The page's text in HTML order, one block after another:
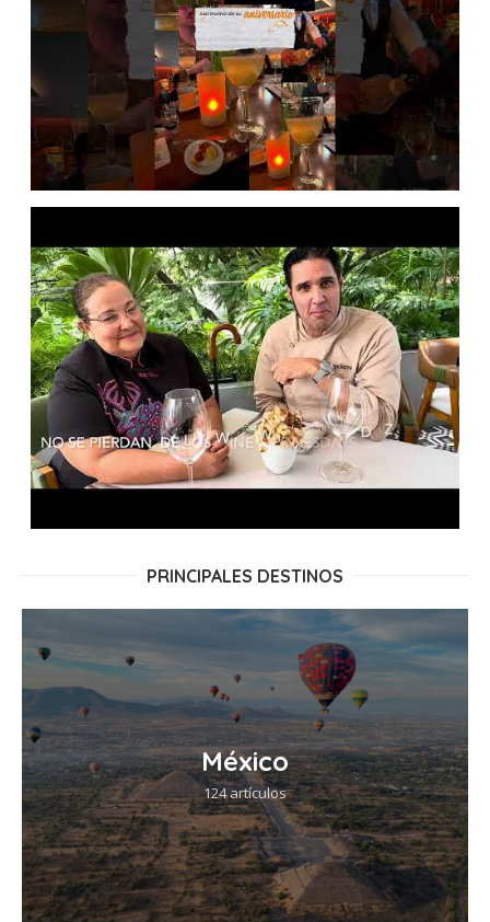
NOTICIAS
Café del Viajero: La primera
cafetería y agencia de viajes
en México
EVENTOS, FERIAS Y EXPOS
Carmina Burana Mexicana en
el Auditorio Nacional
PRINCIPALES DESTINOS
México
124 artículos